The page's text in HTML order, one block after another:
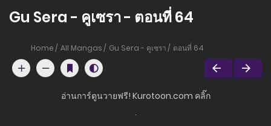
Gu Sera - คูเซรา - ตอนที่ 64
Home All Mangas Gu Sera - คูเซรา ตอนที่ 64
อ่านการ์ตูนวายฟรี! Kurotoon.com คลิ๊ก